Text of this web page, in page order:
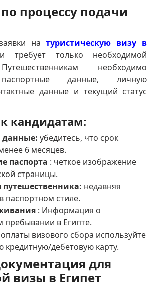
процессу подачи
натуристическую визу в
только необходимой
Путешественникам необходимо
паспортные данные, личную
данные и текущий статус
кандидатам:
данные: убедитесь, что срок
6 месяцев.
паспорта : четкое изображение
страницы.
недавняя
паспортном стиле.
: Информация о
пребывании в Египте.
визового сбора используйте
дебетовую карту.
для
визы в Египет